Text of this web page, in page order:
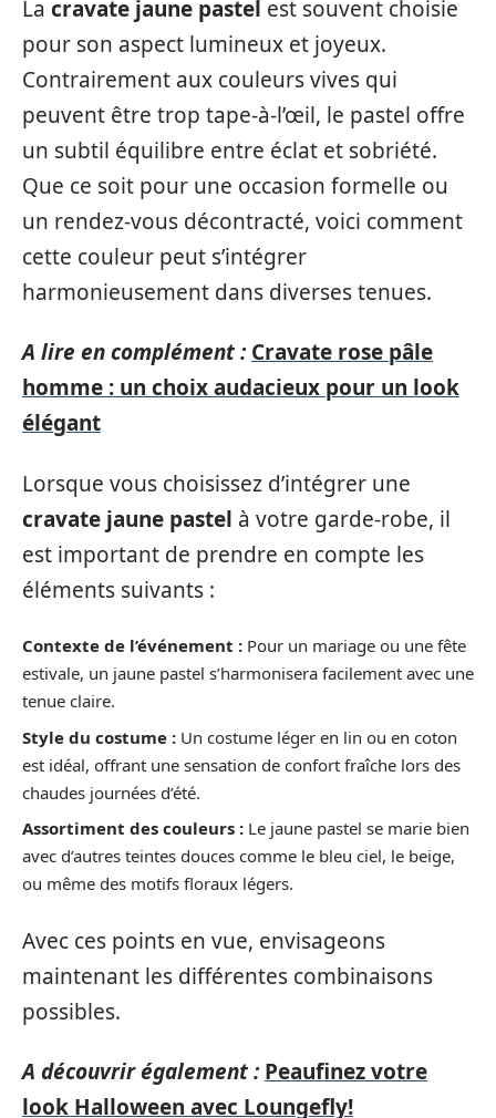
La cravate jaune pastel est souvent choisie
pour son aspect lumineux et joyeux.
Contrairement aux couleurs vives qui
peuvent être trop tape-à-l’œil, le pastel offre
un subtil équilibre entre éclat et sobriété.
Que ce soit pour une occasion formelle ou
un rendez-vous décontracté, voici comment
cette couleur peut s’intégrer
harmonieusement dans diverses tenues.
A lire en complément : Cravate rose pâle
homme : un choix audacieux pour un look
élégant
Lorsque vous choisissez d’intégrer une
cravate jaune pastel à votre garde-robe, il
est important de prendre en compte les
éléments suivants :
Contexte de l’événement : Pour un mariage ou une fête
estivale, un jaune pastel s’harmonisera facilement avec une
tenue claire.
Style du costume : Un costume léger en lin ou en coton
est idéal, offrant une sensation de confort fraîche lors des
chaudes journées d’été.
Assortiment des couleurs : Le jaune pastel se marie bien
avec d’autres teintes douces comme le bleu ciel, le beige,
ou même des motifs floraux légers.
Avec ces points en vue, envisageons
maintenant les différentes combinaisons
possibles.
A découvrir également : Peaufinez votre
look Halloween avec Loungefly!